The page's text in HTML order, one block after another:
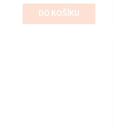
DO KOŠÍKU